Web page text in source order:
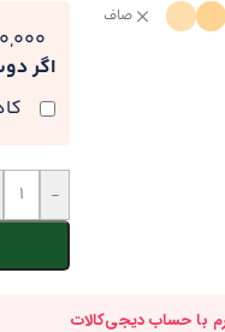
صاف
اگر
170,000
-